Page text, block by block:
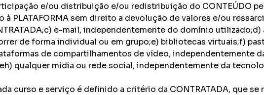
e/ou distribuição e/ou redistribuição do CONTEÚDO
à PLATAFORMA sem direito a devolução de valores e/ou
e-mail, independentemente do domínio
de forma individual ou em grupo;e) bibliotecas virtuais;f)
de compartilhamentos de vídeo, independentemente
qualquer mídia ou rede social, independentemente da
curso e serviço é definido a critério da CONTRATADA, que